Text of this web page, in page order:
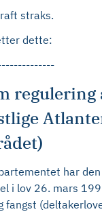
straks.
dette:
regulering
har
i lov 26. mars
fangst